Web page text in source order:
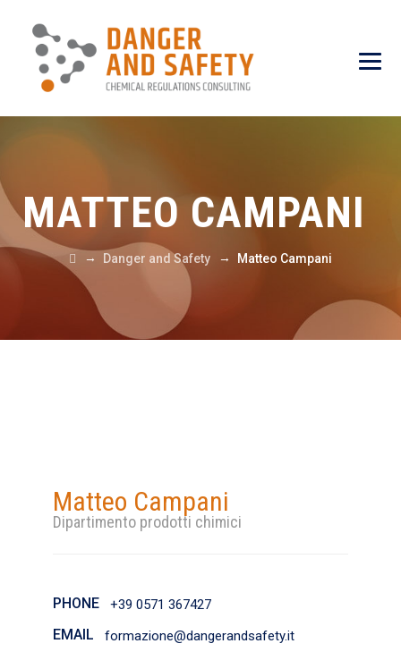
MATTEO CAMPANI
→ Danger and Safety → Matteo Campani
Matteo Campani
Dipartimento prodotti chimici
PHONE +39 0571 367427
EMAIL formazione@dangerandsafety.it